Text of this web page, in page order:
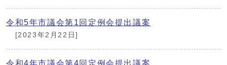
令和5年市議会第1回定例会提出議案
[2023年2月22日]
令和4年市議会第4回定例会提出議案